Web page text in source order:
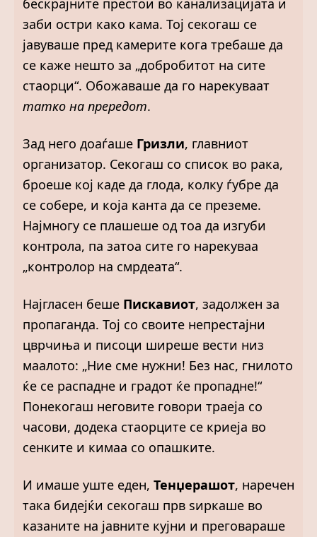
бескрајните престои во канализацијата и
заби остри како кама. Тој секогаш се
јавуваше пред камерите кога требаше да
се каже нешто за „добробитот на сите
стаорци“. Обожаваше да го нарекуваат
татко на прередот.
Зад него доаѓаше Гризли, главниот
организатор. Секогаш со список во рака,
броеше кој каде да глода, колку ѓубре да
се собере, и која канта да се преземе.
Најмногу се плашеше од тоа да изгуби
контрола, па затоа сите го нарекуваа
„контролор на смрдеата“.
Најгласен беше Пискавиот, задолжен за
пропаганда. Тој со своите непрестајни
цврчиња и писоци ширеше вести низ
маалото: „Ние сме нужни! Без нас, гнилото
ќе се распадне и градот ќе пропадне!“
Понекогаш неговите говори траеја со
часови, додека стаорците се криеја во
сенките и кимаа со опашките.
И имаше уште еден, Тенџерашот, наречен
така бидејќи секогаш прв ѕиркаше во
казаните на јавните кујни и преговараше